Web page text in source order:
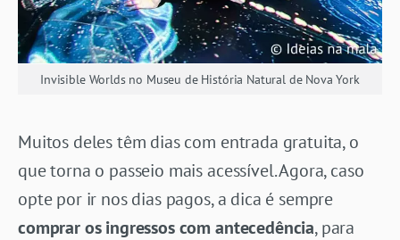
Invisible Worlds no Museu de História Natural de Nova York
Muitos deles têm dias com entrada gratuita, o
que torna o passeio mais acessível. Agora, caso
opte por ir nos dias pagos, a dica é sempre
comprar os ingressos com antecedência, para